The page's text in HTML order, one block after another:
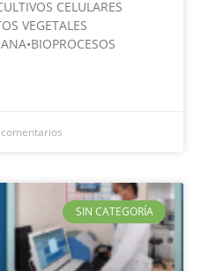
CELULARES
VEGETALES
SIN CATEGORÍA